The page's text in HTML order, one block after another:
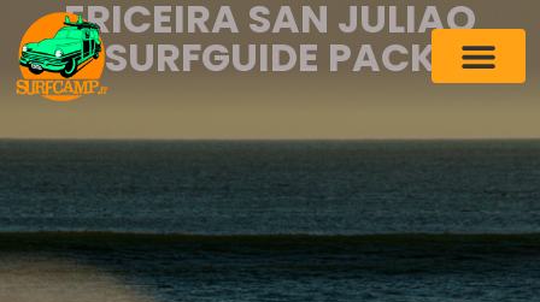
ERICEIRA SAN JULIAO
SURFGUIDE PACK